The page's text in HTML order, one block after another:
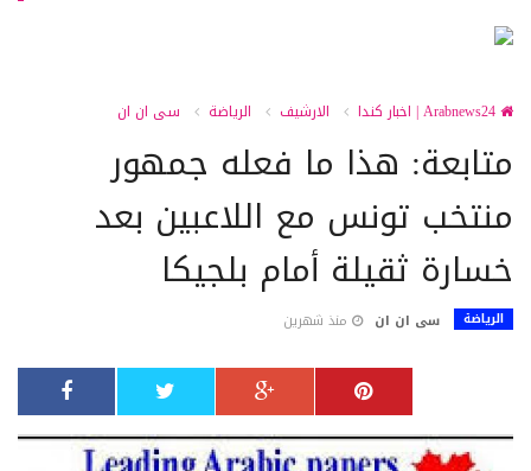
الارشيف الرياضة سى ان ان
متابعة: هذا ما فعله جمهور
منتخب تونس مع اللاعبين بعد
خسارة ثقيلة أمام بلجيكا
الرياضة سى ان ان منذ شهرين